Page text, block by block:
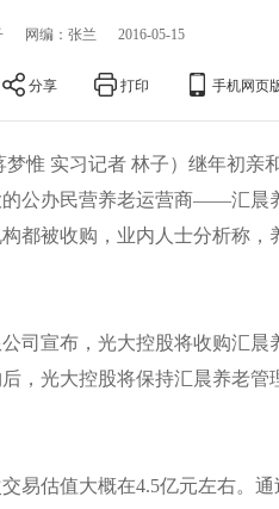
网编：张兰 2016-05-15
分享 打印 手机网页
梦惟 实习记者 林子）继年初亲
公办民营养老运营商——汇晨
都被收购，业内人士分析称，
司宣布，光大控股将收购汇晨
，光大控股将保持汇晨养老管
易估值大概在4.5亿元左右。